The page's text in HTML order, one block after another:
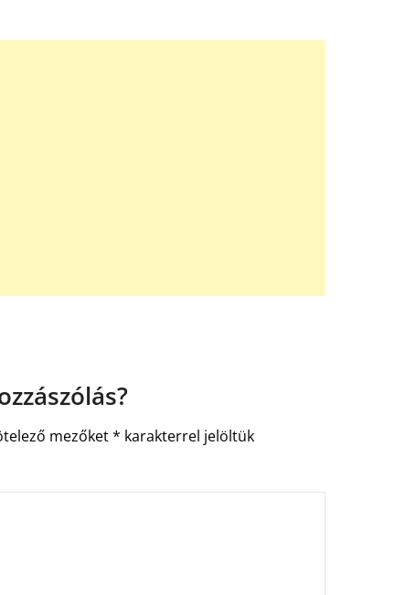
mezőket* karakterrel jelöltük